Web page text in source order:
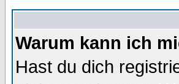
Warum kann ich
Hast du dich